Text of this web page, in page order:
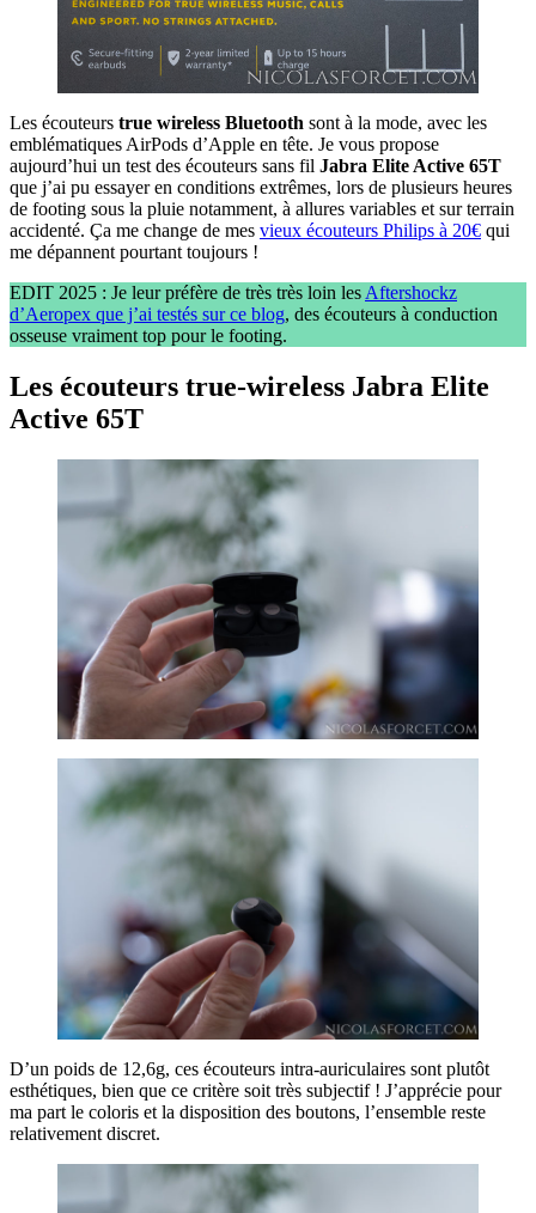
Les écouteurs true wireless Bluetooth sont à la mode, avec les
emblématiques AirPods d’Apple en tête. Je vous propose
aujourd’hui un test des écouteurs sans fil Jabra Elite Active 65T
que j’ai pu essayer en conditions extrêmes, lors de plusieurs heures
de footing sous la pluie notamment, à allures variables et sur terrain
accidenté. Ça me change de mes vieux écouteurs Philips à 20€ qui
me dépannent pourtant toujours !
EDIT 2025 : Je leur préfère de très très loin les Aftershockz
d’Aeropex que j’ai testés sur ce blog, des écouteurs à conduction
osseuse vraiment top pour le footing.
Les écouteurs true-wireless Jabra Elite
Active 65T
D’un poids de 12,6g, ces écouteurs intra-auriculaires sont plutôt
esthétiques, bien que ce critère soit très subjectif ! J’apprécie pour
ma part le coloris et la disposition des boutons, l’ensemble reste
relativement discret.